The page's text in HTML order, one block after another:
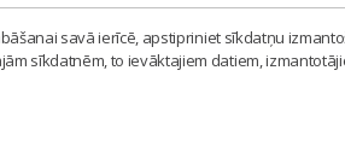
savā ierīcē, apstipriniet sīkdatņu
sīkdatnēm, to ievāktajiem datiem,